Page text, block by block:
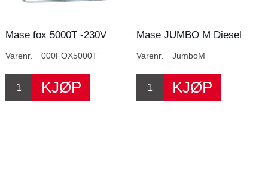
Mase fox 5000T -230V
Varenr. 000FOX5000T
Mase JUMBO M Diesel
Varenr. JumboM